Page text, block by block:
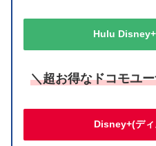
Hulu
＼超お得なドコモユ
Disney+(デ